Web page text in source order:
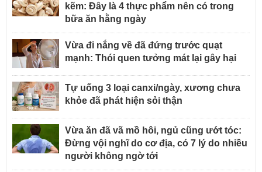
kẽm: Đây là 4 thực phẩm nên có trong
bữa ăn hằng ngày
Vừa đi nắng về đã đứng trước quạt
mạnh: Thói quen tưởng mát lại gây hại
Tự uống 3 loại canxi/ngày, xương chưa
khỏe đã phát hiện sỏi thận
Vừa ăn đã vã mồ hôi, ngủ cũng ướt tóc:
Đừng vội nghĩ do cơ địa, có 7 lý do nhiều
người không ngờ tới